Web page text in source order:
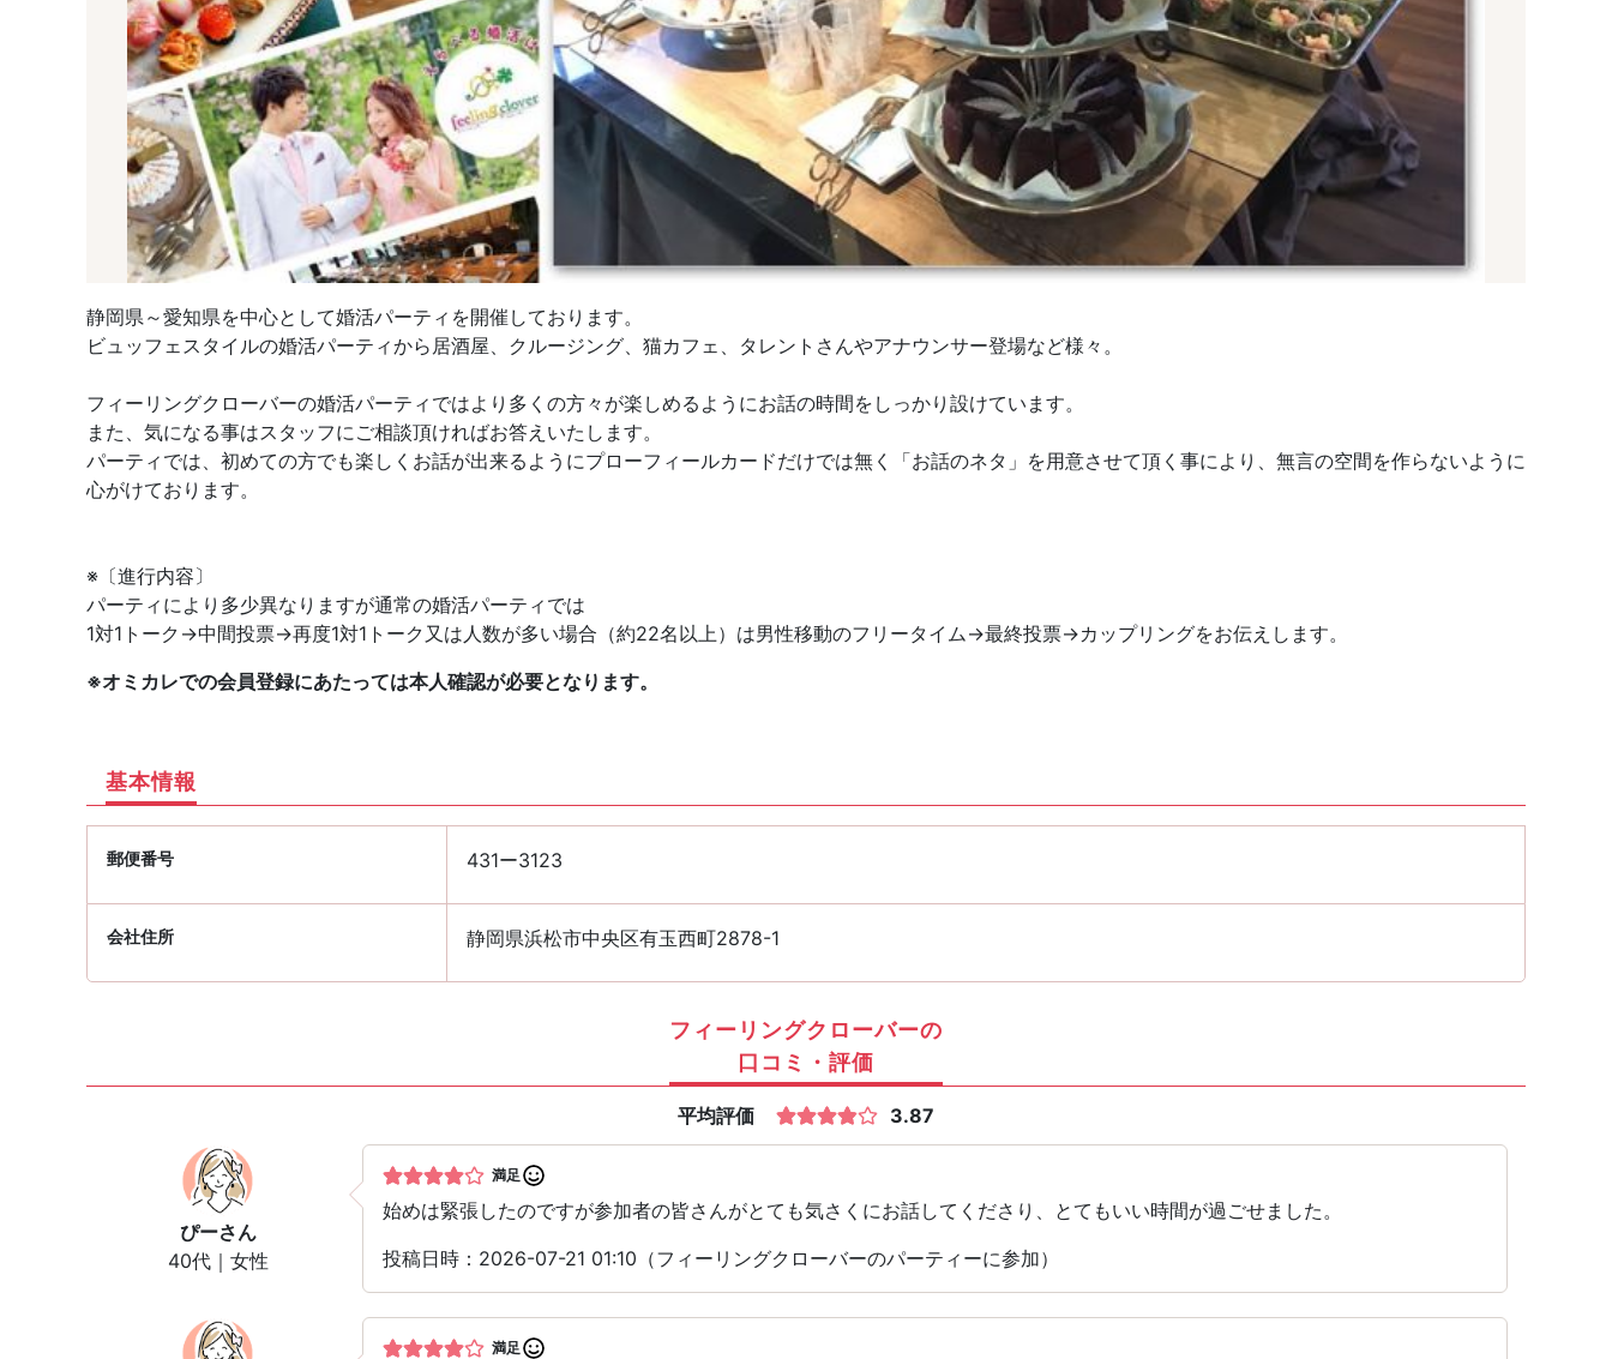
静岡県～愛知県を中心として婚活パーティを開催しております。
ビュッフェスタイルの婚活パーティから居酒屋、クルージング、猫カフェ、タレントさんやアナウンサー登場など様々。
フィーリングクローバーの婚活パーティではより多くの方々が楽しめるようにお話の時間をしっかり設けています。
また、気になる事はスタッフにご相談頂ければお答えいたします。
パーティでは、初めての方でも楽しくお話が出来るようにプローフィールカードだけでは無く「お話のネタ」を用意させて頂く事により、無言の空間を作らないように
心がけております。
※〔進行内容〕
パーティにより多少異なりますが通常の婚活パーティでは
1対1トーク→中間投票→再度1対1トーク又は人数が多い場合（約22名以上）は男性移動のフリータイム→最終投票→カップリングをお伝えします。
※オミカレでの会員登録にあたっては本人確認が必要となります。
基本情報
郵便番号 431ー3123
会社住所 静岡県浜松市中央区有玉西町2878-1
フィーリングクローバーの
口コミ・評価
平均評価 3.87
ぴーさん
40代｜女性
満足
始めは緊張したのですが参加者の皆さんがとても気さくにお話してくださり、とてもいい時間が過ごせました。
投稿日時：2026-07-21 01:10（フィーリングクローバーのパーティーに参加）
満足